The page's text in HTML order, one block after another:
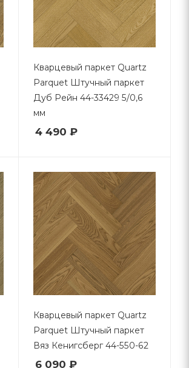
Кварцевый паркет Quartz
Parquet Штучный паркет
Дуб Рейн 44-33429 5/0,6
мм
4 490 ₽
Кварцевый паркет Quartz
Parquet Штучный паркет
Вяз Кенигсберг 44-550-62
6 090 ₽